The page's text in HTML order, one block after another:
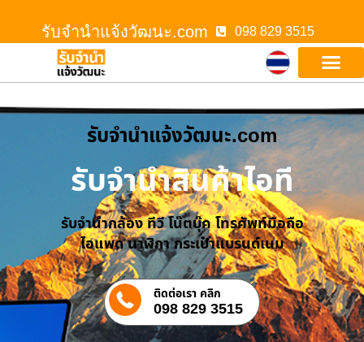
รับจํานําแจ้งวัฒนะ.com 098 829 3515
รับจํานําแจ้งวัฒนะ.com
รับจำนำสินค้าไอที
รับจำนำกล้อง ทีวี โน๊ตบุ๊ค โทรศัพท์มือถือ
ไอแพด นาฬิกา กระเป๋าแบรนด์เนม
ติดต่อเรา คลิก
098 829 3515